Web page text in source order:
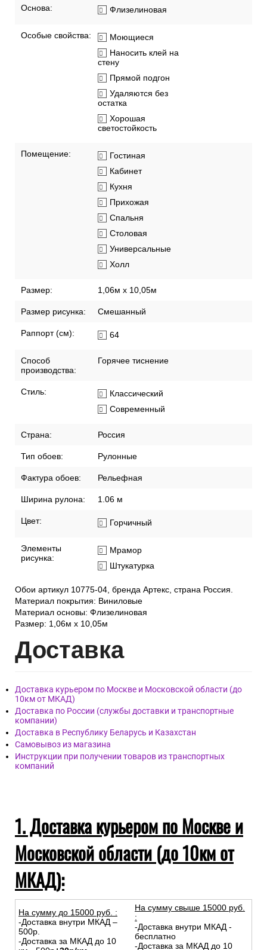
Основа: Флизелиновая
Особые свойства:
Моющиеся
Наносить клей на
стену
Прямой подгон
Удаляются без
остатка
Хорошая
светостойкость
Помещение:
Гостиная
Кабинет
Кухня
Прихожая
Спальня
Столовая
Универсальные
Холл
Размер: 1,06м х 10,05м
Размер рисунка: Смешанный
Раппорт (см): 64
Способ
производства:
Горячее тиснение
Стиль:
Классический
Современный
Страна: Россия
Тип обоев: Рулонные
Фактура обоев: Рельефная
Ширина рулона: 1.06 м
Цвет: Горчичный
Элементы
рисунка:
Мрамор
Штукатурка
Обои артикул 10775-04, бренда Артекс, страна Россия.
Материал покрытия: Виниловые
Материал основы: Флизелиновая
Размер: 1,06м х 10,05м
Доставка
Доставка курьером по Москве и Московской области (до
10км от МКАД)
Доставка по России (службы доставки и транспортные
компании)
Доставка в Республику Беларусь и Казахстан
Самовывоз из магазина
Инструкции при получении товаров из транспортных
компаний
1. Доставка курьером по Москве и
Московской области (до 10км от
МКАД):
На сумму до 15000 руб. :
-Доставка внутри МКАД –
500р.
-Доставка за МКАД до 10
На сумму свыше 15000 руб.
:
-Доставка внутри МКАД -
бесплатно
-Доставка за МКАД до 10